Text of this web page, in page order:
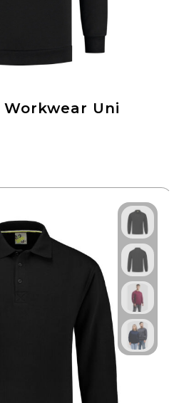
Workwear Uni